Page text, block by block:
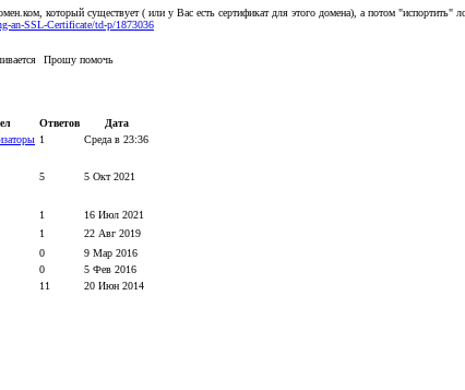
который существует ( или у Вас есть сертификат для этого домена), а потом
an-SSL-Certificate/td-p/1873036
Прошу помочь
Ответов
Дата
1 Среда в 23:36
5 5 Окт 2021
1
16 Июл 2021
1
22 Авг 2019
0
9 Мар 2016
0
5 Фев 2016
11
20 Июн 2014